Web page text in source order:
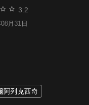
3.2
月31日
阿列克西奇